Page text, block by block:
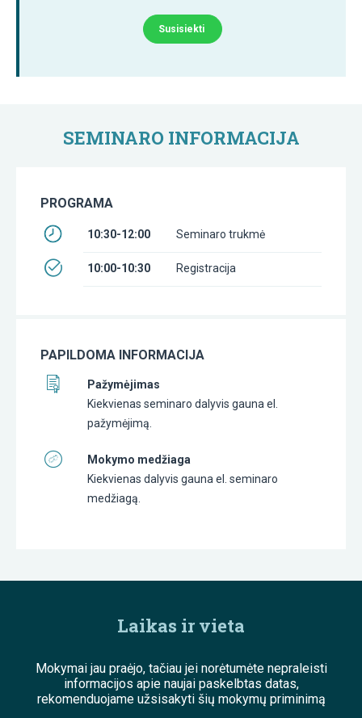
Susisiekti
SEMINARO INFORMACIJA
PROGRAMA
10:30-12:00 Seminaro trukmė
10:00-10:30 Registracija
PAPILDOMA INFORMACIJA
Pažymėjimas
Kiekvienas seminaro dalyvis gauna el.
pažymėjimą.
Mokymo medžiaga
Kiekvienas dalyvis gauna el. seminaro
medžiagą.
Laikas ir vieta
Mokymai jau praėjo, tačiau jei norėtumėte nepraleisti
informacijos apie naujai paskelbtas datas,
rekomenduojame užsisakyti šių mokymų priminimą